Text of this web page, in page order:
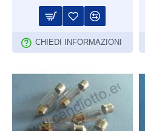
CHIEDI INFORMAZIONI